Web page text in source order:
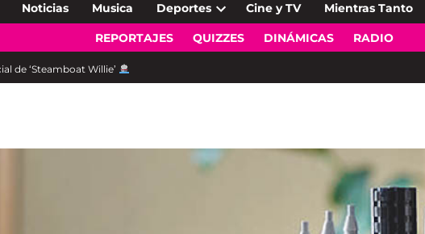
Noticias Musica Deportes
Open
dropdown
Cine y TV Mientras Tanto
REPORTAJES QUIZZES DINÁMICAS RADIO
de ‘Steamboat Willie’